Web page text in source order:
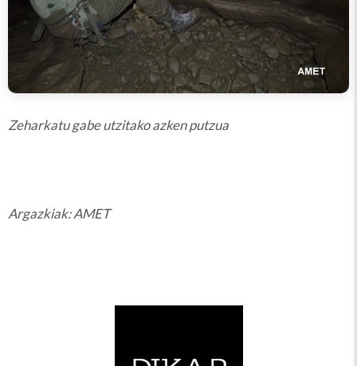
Zeharkatu gabe utzitako azken putzua
Argazkiak: AMET